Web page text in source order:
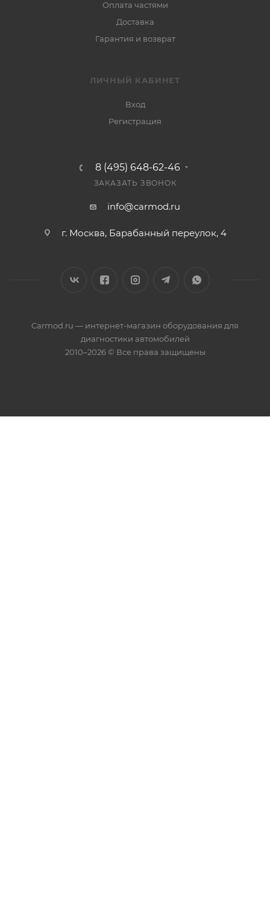
Оплата частями
Доставка
Гарантия и возврат
ЛИЧНЫЙ КАБИНЕТ
Вход
Регистрация
8 (495) 648-62-46
ЗАКАЗАТЬ ЗВОНОК
info@carmod.ru
г. Москва, Барабанный переулок, 4
Carmod.ru — интернет-магазин оборудования для
диагностики автомобилей
2010–2026 © Все права защищены